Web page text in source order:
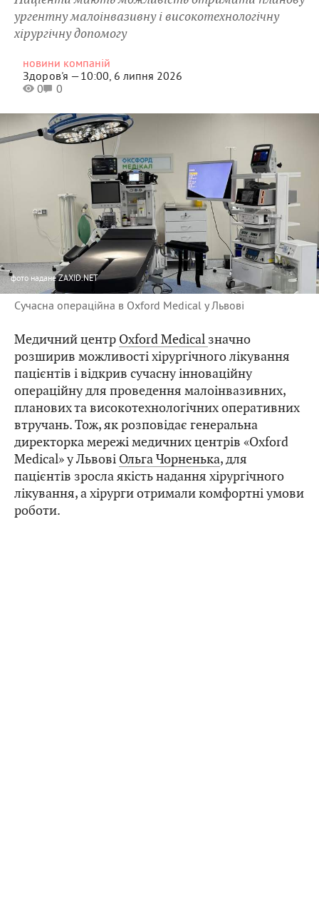
ургентну малоінвазивну і високотехнологічну
хірургічну допомогу
новини компаній
Здоров'я —10:00, 6 липня 2026
0
0
фото надане ZAXID.NET
Сучасна операційна в Oxford Medical у Львові
Медичний центр Oxford Medical значно
розширив можливості хірургічного лікування
пацієнтів і відкрив сучасну інноваційну
операційну для проведення малоінвазивних,
планових та високотехнологічних оперативних
втручань. Тож, як розповідає генеральна
директорка мережі медичних центрів «Oxford
Medical» у Львові Ольга Чорненька, для
пацієнтів зросла якість надання хірургічного
лікування, а хірурги отримали комфортні умови
роботи.